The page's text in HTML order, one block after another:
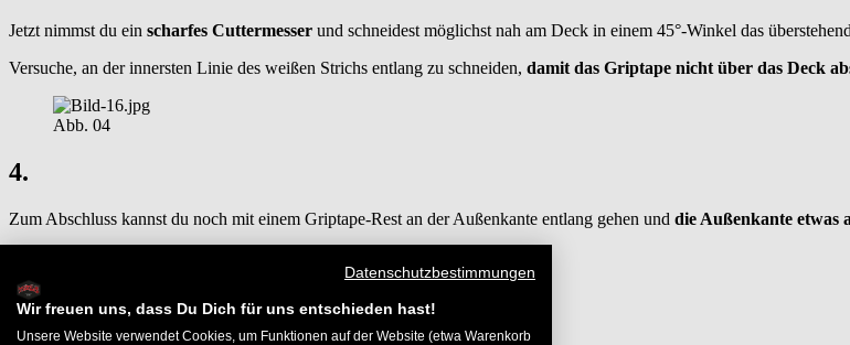
Jetzt nimmst du ein scharfes Cuttermesser und schneidest möglichst nah am Deck in einem 45°-Winkel das
Versuche, an der innersten Linie des weißen Strichs entlang zu schneiden, damit das Griptape nicht über das Deck
Abb. 04
4.
Zum Abschluss kannst du noch mit einem Griptape-Rest an der Außenkante entlang gehen und die Außenkante etwas
Datenschutzbestimmungen
Wir freuen uns, dass Du Dich für uns entschieden hast!
Unsere Website verwendet Cookies, um Funktionen auf der Website (etwa Warenkorb